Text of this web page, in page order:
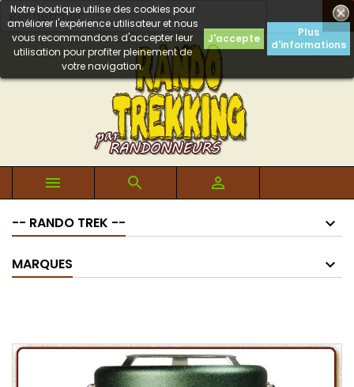

Notre boutique utilise des cookies pour
améliorer l'expérience utilisateur et nous
vous recommandons d'accepter leur
utilisation pour profiter pleinement de
votre navigation.
J'accepte
Plus
d'informations
  
-- RANDO TREK --
MARQUES